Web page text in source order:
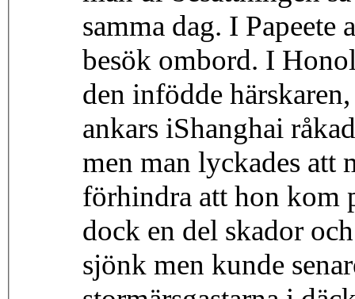
samma dag. I
besök ombord. I
den infödde
ankars iShanghai
men man lyckades att
förhindra att hon kom
dock en del skador
sjönk men kunde